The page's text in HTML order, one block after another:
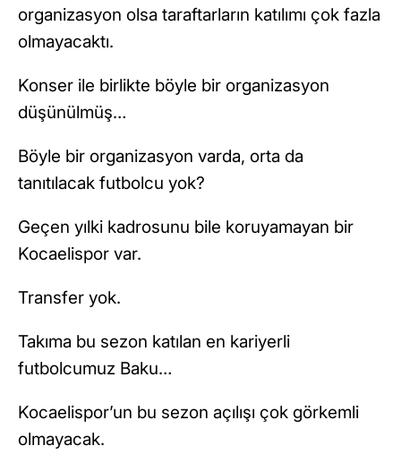
organizasyon olsa taraftarların katılımı çok fazla
olmayacaktı.
Konser ile birlikte böyle bir organizasyon
düşünülmüş…
Böyle bir organizasyon varda, orta da
tanıtılacak futbolcu yok?
Geçen yılki kadrosunu bile koruyamayan bir
Kocaelispor var.
Transfer yok.
Takıma bu sezon katılan en kariyerli
futbolcumuz Baku…
Kocaelispor’un bu sezon açılışı çok görkemli
olmayacak.